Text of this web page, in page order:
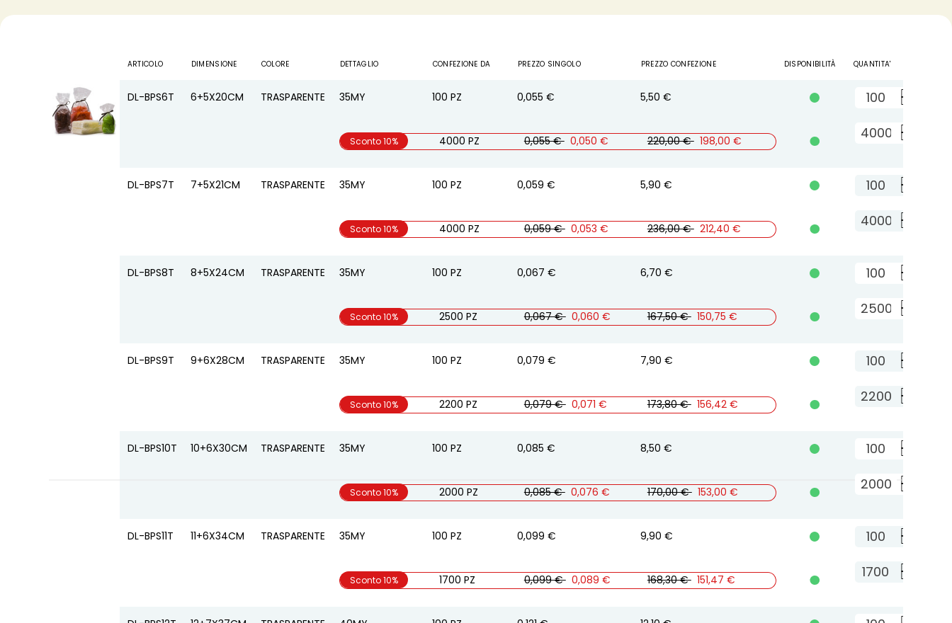
ARTICOLO DIMENSIONE COLORE DETTAGLIO CONFEZIONE DA PREZZO SINGOLO PREZZO CONFEZIONE DISPONIBILITÀ QUANTITA'
DL-BPS6T 6+5X20CM TRASPARENTE 35MY 100 PZ 0,055 € 5,50 €
Sconto 10% 4000 PZ 0,055 € 0,050 € 220,00 € 198,00 €
DL-BPS7T 7+5X21CM TRASPARENTE 35MY 100 PZ 0,059 € 5,90 €
Sconto 10% 4000 PZ 0,059 € 0,053 € 236,00 € 212,40 €
DL-BPS8T 8+5X24CM TRASPARENTE 35MY 100 PZ 0,067 € 6,70 €
Sconto 10% 2500 PZ 0,067 € 0,060 € 167,50 € 150,75 €
DL-BPS9T 9+6X28CM TRASPARENTE 35MY 100 PZ 0,079 € 7,90 €
Sconto 10% 2200 PZ 0,079 € 0,071 € 173,80 € 156,42 €
DL-BPS10T 10+6X30CM TRASPARENTE 35MY 100 PZ 0,085 € 8,50 €
Sconto 10% 2000 PZ 0,085 € 0,076 € 170,00 € 153,00 €
DL-BPS11T 11+6X34CM TRASPARENTE 35MY 100 PZ 0,099 € 9,90 €
Sconto 10% 1700 PZ 0,099 € 0,089 € 168,30 € 151,47 €